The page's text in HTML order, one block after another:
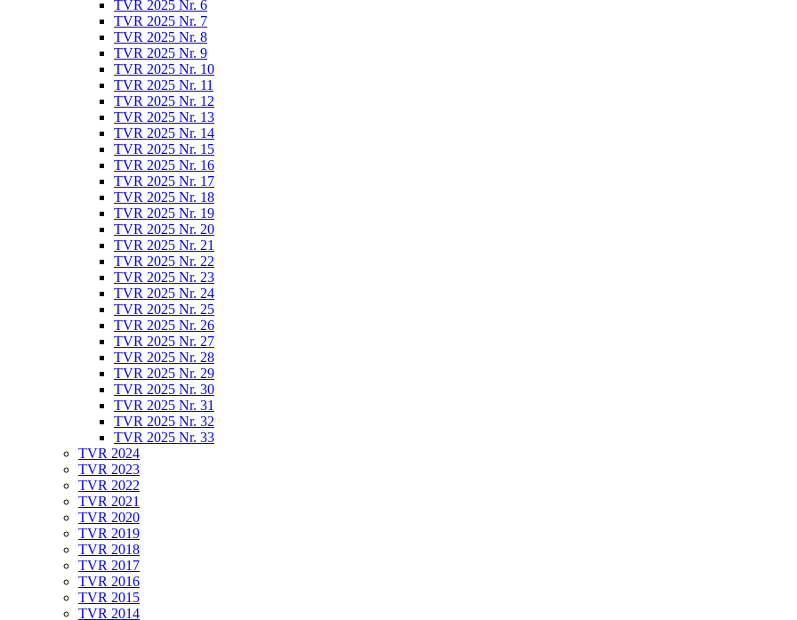
TVR 2025 Nr. 6
TVR 2025 Nr. 7
TVR 2025 Nr. 8
TVR 2025 Nr. 9
TVR 2025 Nr. 10
TVR 2025 Nr. 11
TVR 2025 Nr. 12
TVR 2025 Nr. 13
TVR 2025 Nr. 14
TVR 2025 Nr. 15
TVR 2025 Nr. 16
TVR 2025 Nr. 17
TVR 2025 Nr. 18
TVR 2025 Nr. 19
TVR 2025 Nr. 20
TVR 2025 Nr. 21
TVR 2025 Nr. 22
TVR 2025 Nr. 23
TVR 2025 Nr. 24
TVR 2025 Nr. 25
TVR 2025 Nr. 26
TVR 2025 Nr. 27
TVR 2025 Nr. 28
TVR 2025 Nr. 29
TVR 2025 Nr. 30
TVR 2025 Nr. 31
TVR 2025 Nr. 32
TVR 2025 Nr. 33
TVR 2024
TVR 2023
TVR 2022
TVR 2021
TVR 2020
TVR 2019
TVR 2018
TVR 2017
TVR 2016
TVR 2015
TVR 2014